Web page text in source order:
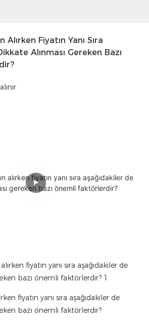
Alırken Fiyatın Yanı Sıra
Alınması Gereken Bazı
fiyatın yanı sıra aşağıdakiler de
bazı önemli faktörlerdir?